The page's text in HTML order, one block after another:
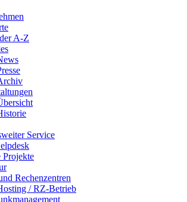
A-Z
Service
Projekte
Rechenzentren
/ RZ-Betrieb